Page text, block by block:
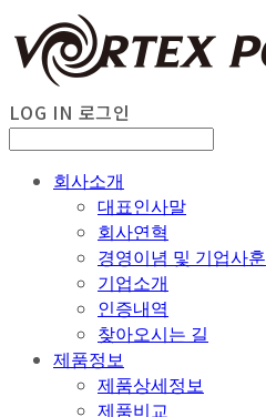
LOG IN 로그인
회사소개
대표인사말
회사연혁
경영이념 및 기업사훈
기업소개
인증내역
찾아오시는 길
제품정보
제품상세정보
제품비교